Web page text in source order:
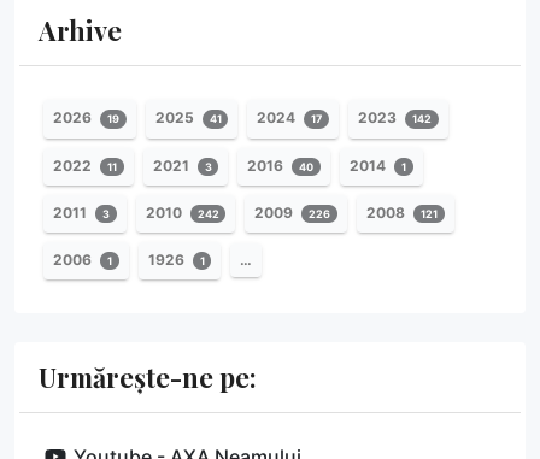
Arhive
2026 19 2025 41 2024 17 2023 142
2022 11 2021 3 2016 40 2014 1
2011 3 2010 242 2009 226 2008 121
2006 1 1926 1 …
Urmărește-ne pe: